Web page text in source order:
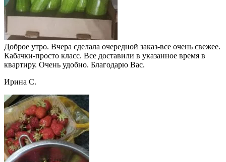
Доброе утро. Вчера сделала очередной заказ-все очень свежее.
Кабачки-просто класс. Все доставили в указанное время в
квартиру. Очень удобно. Благодарю Вас.
Ирина С.